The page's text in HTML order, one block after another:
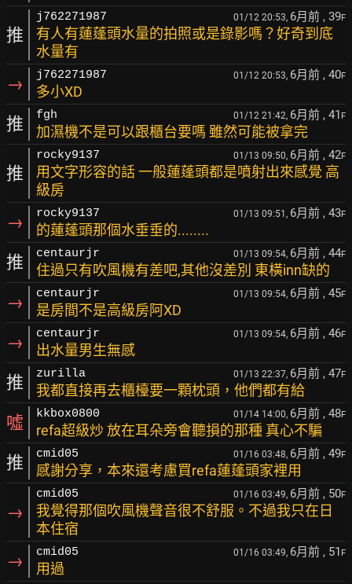
推
j762271987 01/12 20:53, 6月前 , 39F
有人有蓮蓬頭水量的拍照或是錄影嗎？好奇到底
水量有
→ j762271987 01/12 20:53, 6月前 , 40F
多小XD
推 fgh 01/12 21:42, 6月前 , 41 F
加濕機不是可以跟櫃台要嗎 雖然可能被拿完
推
rocky9137 01/13 09:50, 6月前 , 42F
用文字形容的話 一般蓮蓬頭都是噴射出來感覺 高
級房
→ rocky9137 01/13 09:51, 6月前 , 43F
的蓮蓬頭那個水垂垂的........
推 centaurjr 01/13 09:54, 6月前 , 44F
住過只有吹風機有差吧,其他沒差別 東橫inn缺的
→ centaurjr 01/13 09:54, 6月前 , 45F
是房間不是高級房阿XD
→ centaurjr 01/13 09:54, 6月前 , 46F
出水量男生無感
推 zurilla 01/13 22:37, 6月前 , 47F
我都直接再去櫃檯要一顆枕頭，他們都有給
噓 kkbox0800 01/14 14:00, 6月前 , 48F
refa超級炒 放在耳朵旁會聽損的那種 真心不騙
推 cmid05 01/16 03:48, 6月前 , 49F
感謝分享，本來還考慮買refa蓮蓬頭家裡用
→
cmid05 01/16 03:49, 6月前 , 50F
我覺得那個吹風機聲音很不舒服。不過我只在日
本住宿
→ cmid05 01/16 03:49, 6月前 , 51 F
用過